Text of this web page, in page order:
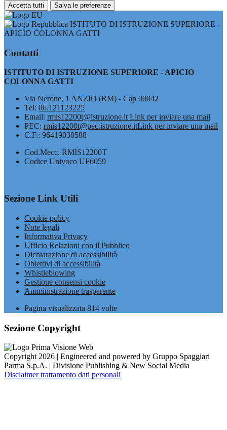
Accetta tutti Salva le preferenze
ISTITUTO DI ISTRUZIONE SUPERIORE -
APICIO COLONNA GATTI
Contatti
ISTITUTO DI ISTRUZIONE SUPERIORE - APICIO
COLONNA GATTI
Via Nerone, 1 ANZIO (RM) - Cap 00042
Tel: 06.121123225
Email: rmis12200t@istruzione.it Link per inviare una mail
PEC: rmis12200t@pec.istruzione.itLink per inviare una mail
C.F.: 96419030588
Cod.Mecc. RMIS12200T
Codice Univoco UF6059
Sezione Link Utili
Cookie policy
Note legali
Informativa Privacy
Ufficio Relazioni con il Pubblico
Dichiarazione di accessibilità
Obiettivi di accessibilità
Whistleblowing
Gestione consensi cookie
Amministrazione trasparente
Pagina visualizzata 814 volte
Sezione Copyright
Copyright 2026 | Engineered and powered by Gruppo Spaggiari
Parma S.p.A. | Divisione Publishing & New Social Media
Disclaimer trattamento dati personali